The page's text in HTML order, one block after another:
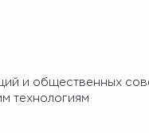
и общественных
технологиям